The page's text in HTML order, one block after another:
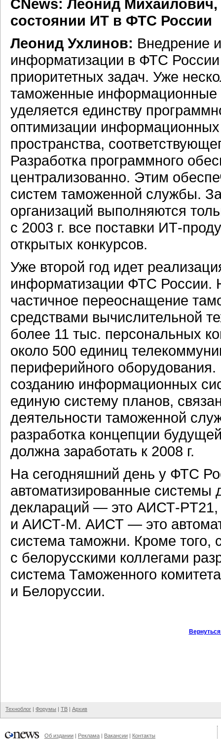
CNews: Леонид
состоянии ИТ в ФТС России
Леонид Ухлинов: Внедрение
информатизации в ФТС
приоритетных задач. Уже
таможенные информационные
уделяется единству
оптимизации
пространства,
Разработка программного
централизованно. Этим
систем таможенной службы.
организаций выполняются
с 2003 г. все поставки ИТ-
открытых конкурсов.
Уже второй год идет
информатизации ФТС России.
частичное переоснащение
средствами вычислительной
более 11 тыс. персональных
около 500 единиц
периферийного
созданию информационных
единую систему планов,
деятельности таможенной
разработка концепции
должна заработать к 2008 г.
На сегодняшний день у ФТС
автоматизированные
деклараций — это AИСТ-РT21,
и АИСТ-М. АИСТ — это
система таможни. Кроме того,
с белорусскими коллегами
система Таможенного
и Белоруссии.
Техноблог | Форумы | ТВ | Архив
Об издании | Реклама | Вакансии | Контакты